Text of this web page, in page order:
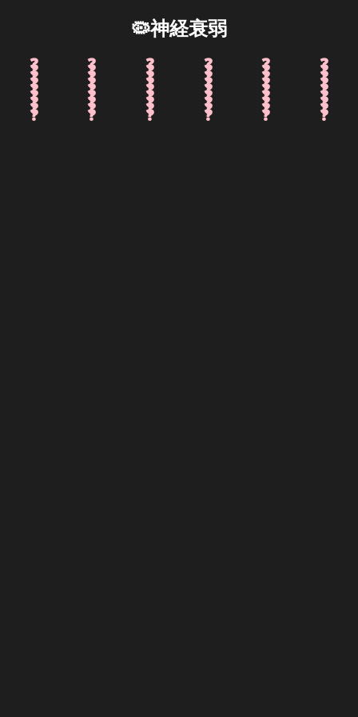
🦠神経衰弱
♥
9
❓ ♦
7
❓ ♠
8
❓ ♣
12
❓ ♠
5
❓ ♠
13
❓
♠
12
❓ ♥
10
❓ ♦
2
❓ ♥
1
❓ ♥
2
❓ ♣
3
❓
🦠
JOKER
❓ ♠
9
❓ ♣
7
❓ ♣
12
❓ ♥
5
❓ ♠
12
❓
♣
4
❓ ♠
1
❓ ♣
8
❓ ♥
10
❓ ♠
8
❓ ♦
10
❓
♠
4
❓ ♦
3
❓ ♦
7
❓ ♥
6
❓ ♦
2
❓ ♣
8
❓
♣
3
❓ ♥
13
❓ ♥
9
❓ ♠
13
❓ ♠
9
❓ ♦
6
❓
♥
13
❓ ♦
10
❓ ♣
11
❓ ♠
5
❓ ♦
6
❓ ♦
11
❓
♥
1
❓ ♣
4
❓ ♥
6
❓ ♣
7
❓ ♥
5
❓ ♠
1
❓
♥
❓ ♣
❓ ♦
❓ ♠
❓ ♦
❓ 🦠
❓